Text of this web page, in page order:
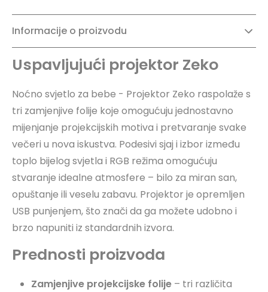
Informacije o proizvodu
Uspavljujući projektor Zeko
Noćno svjetlo za bebe - Projektor Zeko raspolaže s
tri zamjenjive folije koje omogućuju jednostavno
mijenjanje projekcijskih motiva i pretvaranje svake
večeri u nova iskustva. Podesivi sjaj i izbor između
toplo bijelog svjetla i RGB režima omogućuju
stvaranje idealne atmosfere – bilo za miran san,
opuštanje ili veselu zabavu. Projektor je opremljen
USB punjenjem, što znači da ga možete udobno i
brzo napuniti iz standardnih izvora.
Prednosti proizvoda
Zamjenjive projekcijske folije – tri različita